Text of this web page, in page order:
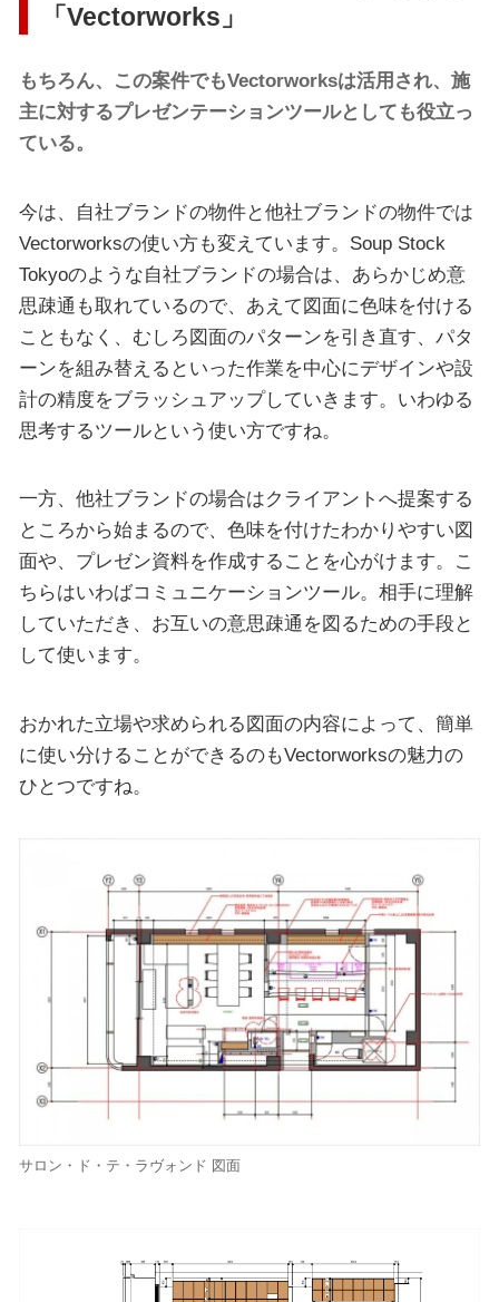
「Vectorworks」
もちろん、この案件でもVectorworksは活用され、施
主に対するプレゼンテーションツールとしても役立っ
ている。
今は、自社ブランドの物件と他社ブランドの物件では
Vectorworksの使い方も変えています。Soup Stock
Tokyoのような自社ブランドの場合は、あらかじめ意
思疎通も取れているので、あえて図面に色味を付ける
こともなく、むしろ図面のパターンを引き直す、パタ
ーンを組み替えるといった作業を中心にデザインや設
計の精度をブラッシュアップしていきます。いわゆる
思考するツールという使い方ですね。
一方、他社ブランドの場合はクライアントへ提案する
ところから始まるので、色味を付けたわかりやすい図
面や、プレゼン資料を作成することを心がけます。こ
ちらはいわばコミュニケーションツール。相手に理解
していただき、お互いの意思疎通を図るための手段と
して使います。
おかれた立場や求められる図面の内容によって、簡単
に使い分けることができるのもVectorworksの魅力の
ひとつですね。
サロン・ド・テ・ラヴォンド 図面